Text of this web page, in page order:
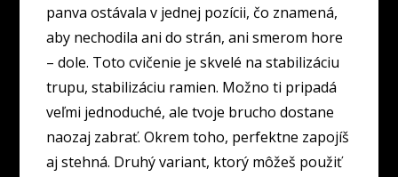
panva ostávala v jednej pozícii, čo znamená,
aby nechodila ani do strán, ani smerom hore
– dole. Toto cvičenie je skvelé na stabilizáciu
trupu, stabilizáciu ramien. Možno ti pripadá
veľmi jednoduché, ale tvoje brucho dostane
naozaj zabrať. Okrem toho, perfektne zapojíš
aj stehná. Druhý variant, ktorý môžeš použiť